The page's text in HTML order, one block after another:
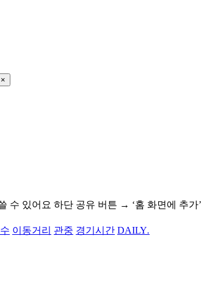
×
수 있어요 하단 공유 버튼 → ‘홈 화면에 추가’
이동거리 관중 경기시간 DAILY.